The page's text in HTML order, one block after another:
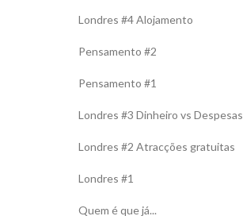
Londres #4 Alojamento
Pensamento #2
Pensamento #1
Londres #3 Dinheiro vs Despesas
Londres #2 Atracções gratuitas
Londres #1
Quem é que já...